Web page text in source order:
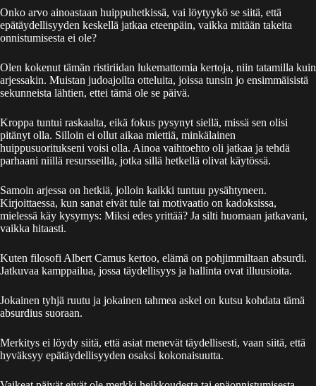
Onko arvo ainoastaan huippuhetkissä, vai löytyykö se siitä, että
epätäydellisyyden keskellä jatkaa eteenpäin, vaikka mitään takeita
onnistumisesta ei ole?
Olen kokenut tämän ristiriidan lukemattomia kertoja, niin tatamilla kuin
arjessakin. Muistan judoajoilta otteluita, joissa tunsin jo ensimmäisistä
sekunneista lähtien, ettei tämä ole se päivä.
Kroppa tuntui raskaalta, eikä fokus pysynyt siellä, missä sen olisi
pitänyt olla. Silloin ei ollut aikaa miettiä, minkälainen
huippusuoritukseni voisi olla. Ainoa vaihtoehto oli jatkaa ja tehdä
parhaani niillä resursseilla, jotka sillä hetkellä olivat käytössä.
Samoin arjessa on hetkiä, jolloin kaikki tuntuu pysähtyneen.
Kirjoittaessa, kun sanat eivät tule tai motivaatio on kadoksissa,
mielessä käy kysymys: Miksi edes yrittää? Ja silti huomaan jatkavani,
vaikka hitaasti.
Kuten filosofi Albert Camus kertoo, elämä on pohjimmiltaan absurdi.
Jatkuvaa kamppailua, jossa täydellisyys ja hallinta ovat illuusioita.
Jokainen tyhjä ruutu ja jokainen tahmea askel on kutsu kohdata tämä
absurdius suoraan.
Merkitys ei löydy siitä, että asiat menevät täydellisesti, vaan siitä, että
hyväksyy epätäydellisyyden osaksi kokonaisuutta.